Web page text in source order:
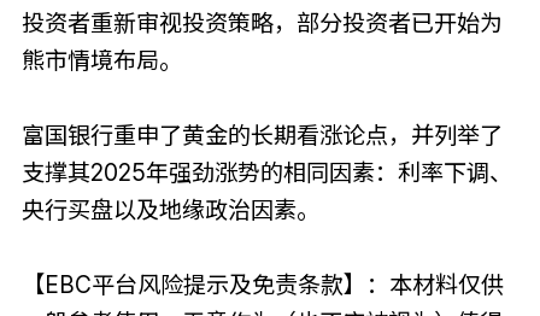
投资者重新审视投资策略，部分投资者已开始为
熊市情境布局。
富国银行重申了黄金的长期看涨论点，并列举了
支撑其2025年强劲涨势的相同因素：利率下调、
央行买盘以及地缘政治因素。
【EBC平台风险提示及免责条款】：本材料仅供